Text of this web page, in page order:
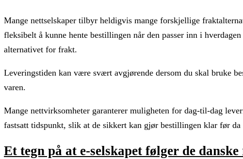
Mange nettselskaper tilbyr heldigvis mange forskjellige
fleksibelt å kunne hente bestillingen når den passer inn i
alternativet for frakt.
Leveringstiden kan være svært avgjørende dersom du skal bruke
varen.
Mange nettvirksomheter garanterer muligheten for dag-til-dag
fastsatt tidspunkt, slik at de sikkert kan gjør bestillingen klar før
Et tegn på at e-selskapet følger de danske